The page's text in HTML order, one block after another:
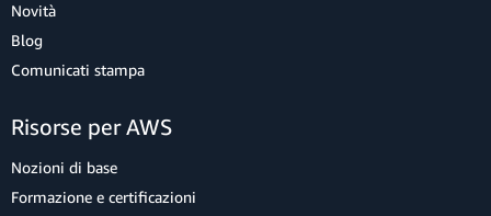
Novità
Blog
Comunicati stampa
Risorse per AWS
Nozioni di base
Formazione e certificazioni